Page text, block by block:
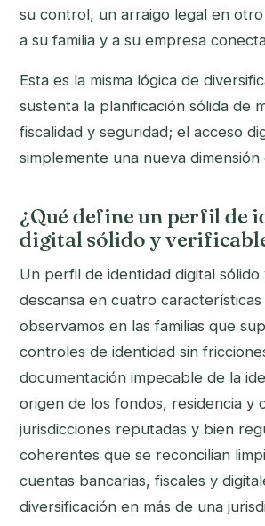
su control, un arraigo legal en
a su familia y a su empresa
Esta es la misma lógica de
sustenta la planificación sólida de
fiscalidad y seguridad; el acceso
simplemente una nueva dimensión
¿Qué define un perfil de
digital sólido y
Un perfil de identidad digital
descansa en cuatro
observamos en las familias que
controles de identidad sin
documentación impecable de la
origen de los fondos, residencia y
jurisdicciones reputadas y bien
coherentes que se reconcilian
cuentas bancarias, fiscales y
diversificación en más de una